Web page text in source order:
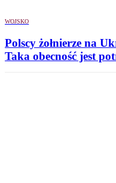
WOJSKO
Polscy żołnierze na
Taka obecność jest